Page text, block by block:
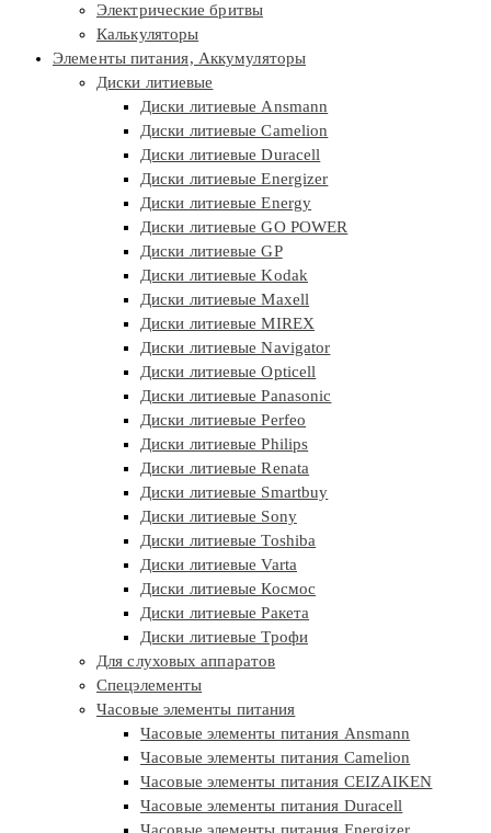
Электрические бритвы
Калькуляторы
Элементы питания, Аккумуляторы
Диски литиевые
Диски литиевые Ansmann
Диски литиевые Camelion
Диски литиевые Duracell
Диски литиевые Energizer
Диски литиевые Energy
Диски литиевые GO POWER
Диски литиевые GP
Диски литиевые Kodak
Диски литиевые Maxell
Диски литиевые MIREX
Диски литиевые Navigator
Диски литиевые Opticell
Диски литиевые Panasonic
Диски литиевые Perfeo
Диски литиевые Philips
Диски литиевые Renata
Диски литиевые Smartbuy
Диски литиевые Sony
Диски литиевые Toshiba
Диски литиевые Varta
Диски литиевые Космос
Диски литиевые Ракета
Диски литиевые Трофи
Для слуховых аппаратов
Спецэлементы
Часовые элементы питания
Часовые элементы питания Ansmann
Часовые элементы питания Camelion
Часовые элементы питания CEIZAIKEN
Часовые элементы питания Duracell